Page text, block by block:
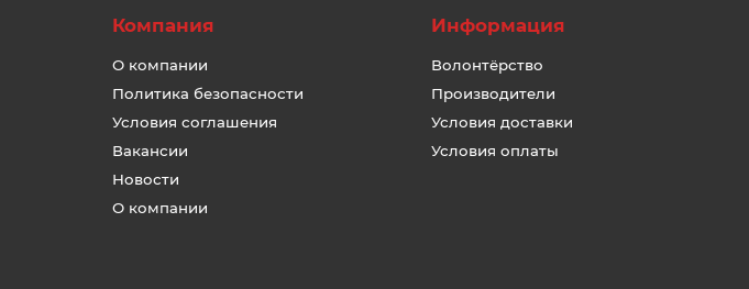
Компания
О компании
Политика безопасности
Условия соглашения
Вакансии
Новости
О компании
Информация
Волонтёрство
Производители
Условия доставки
Условия оплаты